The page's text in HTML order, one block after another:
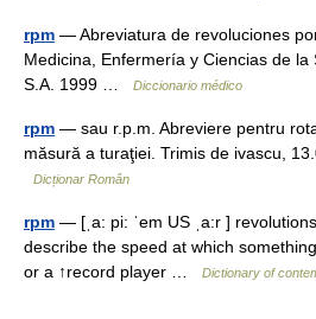
rpm — Abreviatura de revoluciones
Medicina, Enfermería y Ciencias de la
S.A. 1999 …
Diccionario médico
rpm — sau r.p.m. Abreviere pentru
măsură a turaţiei. Trimis de ivascu,
Dicționar Român
rpm — [ˌa: pi: ˈem US ˌa:r ]
describe the speed at which
or a ↑record player …
Dictionary of